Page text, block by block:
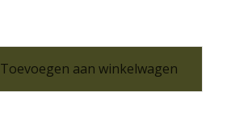
Toevoegen aan winkelwagen